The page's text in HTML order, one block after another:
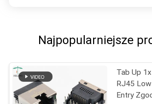
Najpopularniejsze
Tab Up
RJ45
Entry